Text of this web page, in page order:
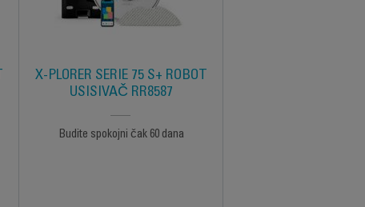
X-PLORER SERIE 75 S+ ROBOT
USISIVAČ RR8587
Budite spokojni čak 60 dana